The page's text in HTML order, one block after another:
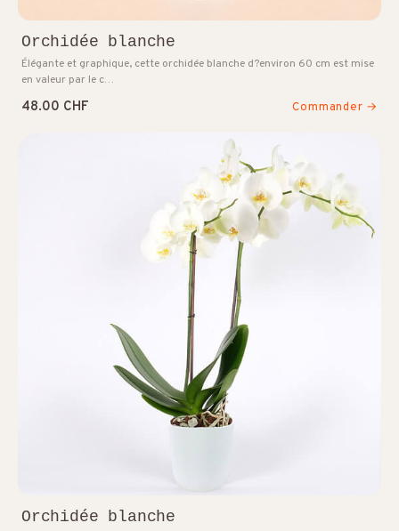
Orchidée blanche
Élégante et graphique, cette orchidée blanche d?environ 60 cm est mise
en valeur par le c…
48.00 CHF Commander →
Orchidée blanche